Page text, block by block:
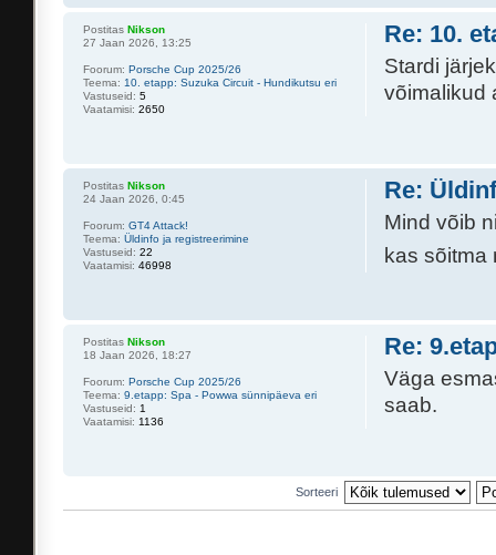
Re: 10.
Stardi
võimalikud
Postitas Nikson
27 Jaan 2026, 13:25
Foorum: Porsche Cup 2025/26
Teema: 10. etapp: Suzuka Circuit - Hundikutsu eri
Vastuseid: 5
Vaatamisi: 2650
Re:
Mind võib
kas
Postitas Nikson
24 Jaan 2026, 0:45
Foorum: GT4 Attack!
Teema: Üldinfo ja registreerimine
Vastuseid: 22
Vaatamisi: 46998
Re:
Väga
saab.
Postitas Nikson
18 Jaan 2026, 18:27
Foorum: Porsche Cup 2025/26
Teema: 9.etapp: Spa - Powwa sünnipäeva eri
Vastuseid: 1
Vaatamisi: 1136
Sorteeri